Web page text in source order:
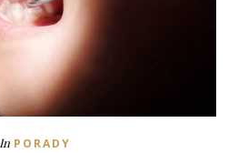
In PORADY